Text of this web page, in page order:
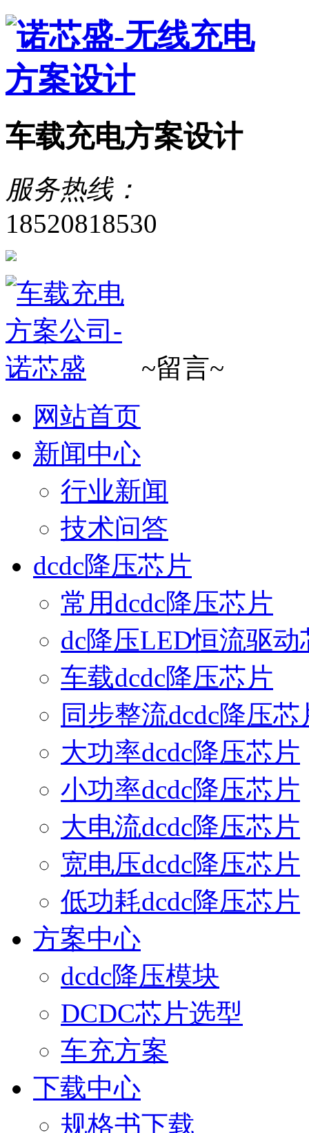
车载充电方案设计
服务热线：
18520818530
~留言~
网站首页
新闻中心
行业新闻
技术问答
dcdc降压芯片
常用dcdc降压芯片
dc降压LED恒流驱动
车载dcdc降压芯片
同步整流dcdc降压芯
大功率dcdc降压芯片
小功率dcdc降压芯片
大电流dcdc降压芯片
宽电压dcdc降压芯片
低功耗dcdc降压芯片
方案中心
dcdc降压模块
DCDC芯片选型
车充方案
下载中心
规格书下载